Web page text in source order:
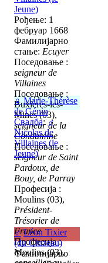
Jeune)
Рођење: 1
фебруар 1668
Фамилијарно
стање: Ecuyer
Поседовање :
seigneur de
Villaines
Поседовање :
Buxières-les-
Mines (03),
seigneur de la
Condamine
Поседовање :
seigneur de Saint
Pardoux, de
Bouy, de Parray
Професија :
Moulins (03),
Président-
Trésorier de
France
Професија :
Moulins (03),
♀ Marie-Thérèse
de Génin
Свадба: ♂
Nicolas de
Villaines (le
Jeune)
♂ Léon Tixier
(du Cluzeau)
Фамилијарно